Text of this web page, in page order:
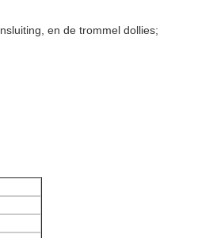
en de trommel dollies;